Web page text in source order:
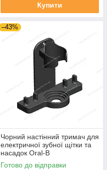
Купити
–43%
Чорний настінний тримач для
електричної зубної щітки та
насадок Oral-B
Готово до відправки